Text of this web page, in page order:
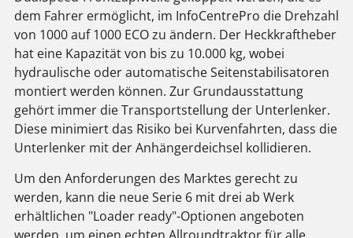
dem Fahrer ermöglicht, im InfoCentrePro die Drehzahl
von 1000 auf 1000 ECO zu ändern. Der Heckkraftheber
hat eine Kapazität von bis zu 10.000 kg, wobei
hydraulische oder automatische Seitenstabilisatoren
montiert werden können. Zur Grundausstattung
gehört immer die Transportstellung der Unterlenker.
Diese minimiert das Risiko bei Kurvenfahrten, dass die
Unterlenker mit der Anhängerdeichsel kollidieren.
Um den Anforderungen des Marktes gerecht zu
werden, kann die neue Serie 6 mit drei ab Werk
erhältlichen "Loader ready"-Optionen angeboten